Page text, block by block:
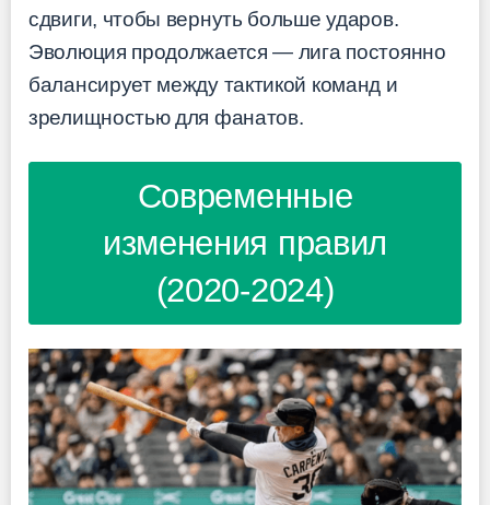
сдвиги, чтобы вернуть больше ударов.
Эволюция продолжается — лига постоянно
балансирует между тактикой команд и
зрелищностью для фанатов.
Современные
изменения правил
(2020-2024)